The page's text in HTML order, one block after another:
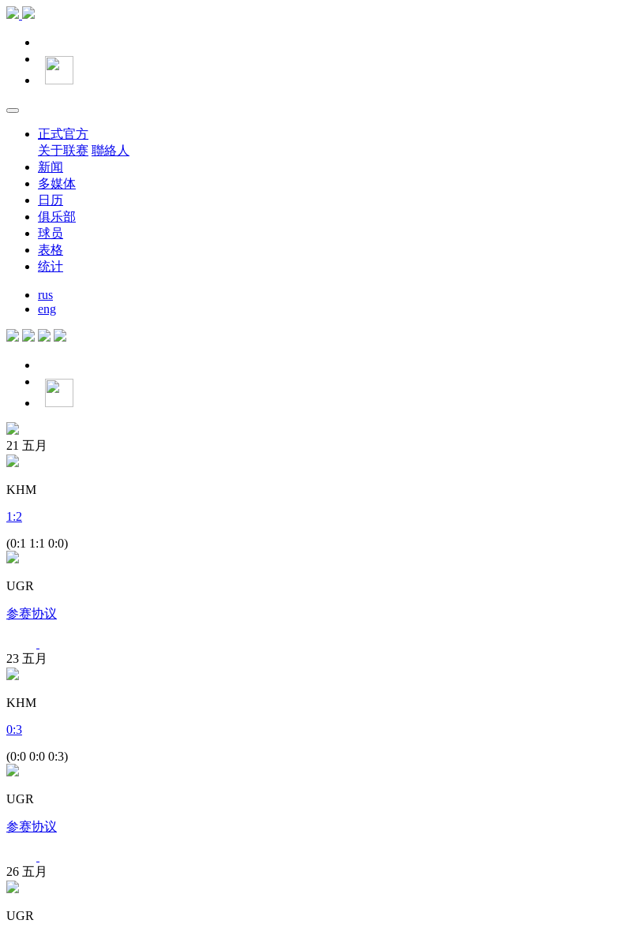
正式官方
关于联赛 聯絡人
新闻
多媒体
日历
俱乐部
球员
表格
统计
rus
eng
21 五月
KHM
1 :2
(0:1 1:1 0:0)
UGR
参赛协议
23 五月
KHM
0:3
(0:0 0:0 0:3)
UGR
参赛协议
26 五月
UGR